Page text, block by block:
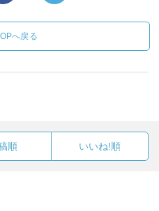
へ戻る
順 いいね!順